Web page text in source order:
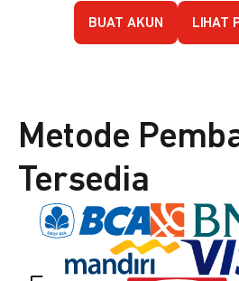
BUAT AKUN LIHAT
Metode
Tersedia